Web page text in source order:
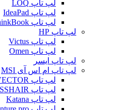
لپ تاپ LOQ
لپ تاپ IdeaPad
لپ تاپ ThinkBook
لپ تاپ HP
لپ تاپ Victus
لپ تاپ Omen
لپ تاپ ایسر
لپ تاپ ام اس آی MSI
لپ تاپ VECTOR
لپ تاپ CROSSHAIR
لپ تاپ Katana